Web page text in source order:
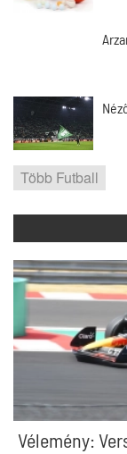
Több Futball
Vélemény: